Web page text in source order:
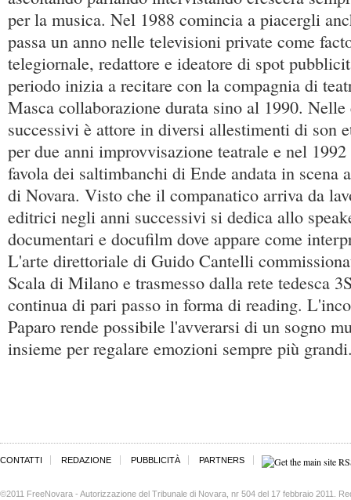
per la musica. Nel 1988 comincia a piacergli
passa un anno nelle televisioni private come
telegiornale, redattore e ideatore di spot
periodo inizia a recitare con la compagnia di
Masca collaborazione durata sino al 1990.
successivi è attore in diversi allestimenti di son
per due anni improvvisazione teatrale e nel
favola dei saltimbanchi di Ende andata in scena
di Novara. Visto che il companatico arriva da
editrici negli anni successivi si dedica allo
documentari e docufilm dove appare come
L'arte direttoriale di Guido Cantelli
Scala di Milano e trasmesso dalla rete tedesca
continua di pari passo in forma di reading.
Paparo rende possibile l'avverarsi di un sogno
insieme per regalare emozioni sempre più
CONTATTI REDAZIONE PUBBLICITÀ PARTNERS
©2011 FreeNovara - Autorizzazione del Tribunale di Novara, nr 504 del 17 febbraio 2011.